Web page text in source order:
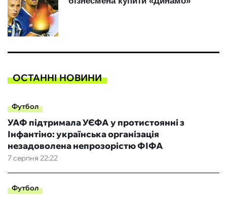
ОСТАННІ НОВИНИ
Футбол
7 серпня 22:22
УАФ підтримала УЄФА у протистоянні з
Інфантіно: українська організація
незадоволена непрозорістю ФІФА
Футбол